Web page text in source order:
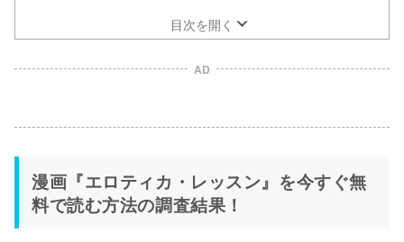
目次を開く
AD
漫画『エロティカ・レッスン』を今すぐ無
料で読む方法の調査結果！